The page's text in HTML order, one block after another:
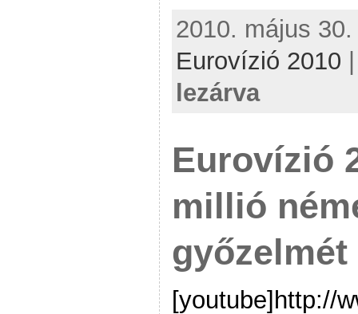
2010. május
Eurovízió 2010
lezárva
Eurovízió
millió
győzelmét
[youtube]http://